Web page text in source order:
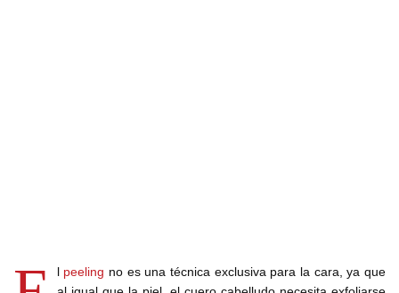
peeling no es una técnica exclusiva para la cara, ya que